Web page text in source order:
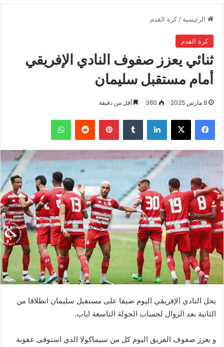
الرئيسية / كرة القدم
كرة القدم
ثنائي يعزز صفوف النادي الإفريقي
أمام مستقبل سليمان
8 مارس 2025 360 أقل من دقيقة
فيسبوك ‫X لينكدإن بينتيريست واتساب
يحل النادي الإفريقي اليوم ضيفا على مستقبل سليمان انطلاقا من
الثانية بعد الزوال لحساب الجولة التاسعة اياب.
و يعزز صفوف الفريق اليوم كل من سيماكولا الذي استوفى عقوبة